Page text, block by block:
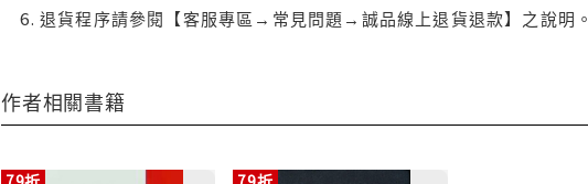
退貨程序請參閱【客服專區→常見問題→誠品線上退貨退款】之說明。
作者相關書籍